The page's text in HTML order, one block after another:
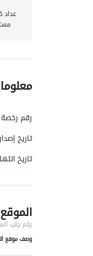
عداد
رقم رخصة
تاريخ
تاريخ
اسم
الموقع
يتم جلب
وصف موقع